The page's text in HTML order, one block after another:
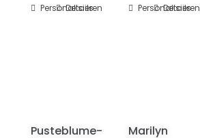
Personalisieren
Dieses
können
Details Personalisieren
Dieses
können
Details
Pusteblume- Marilyn